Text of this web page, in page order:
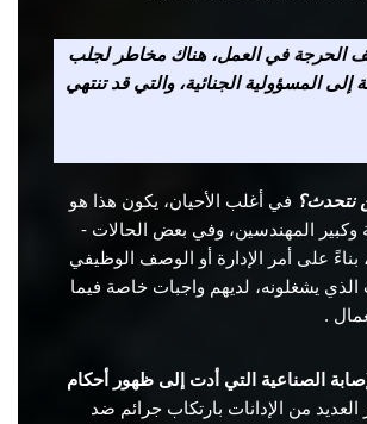
الحرجة في العمل، هناك مخاطر لجلب
المسؤولية الجنائية، والتي قد تنتهي
نتحدث؟ في أغلب الأحيان، يكون هذا هو
المهندسين، وفي بعض الحالات -
على أمر الإدارة أو الوصف الوظيفي
يشغلونه، لديهم واجبات خاصة فيما
.
الصناعية التي أدت إلى ظهور أحكام
من الإدانات بارتكاب جرائم ضد